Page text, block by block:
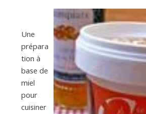
Une
prépara
tion à
base de
miel
pour
cuisiner